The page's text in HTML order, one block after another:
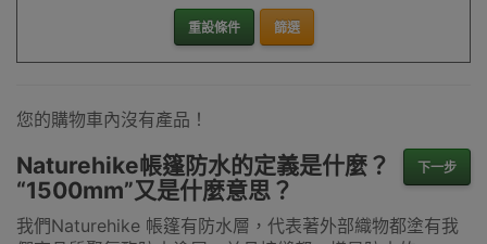
重設條件 篩選
您的購物車內沒有產品！
下一步
Naturehike帳篷防水的定義是什麼？
“1500mm”又是什麼意思？
我們Naturehike 帳篷有防水層，代表著外部織物都塗有我